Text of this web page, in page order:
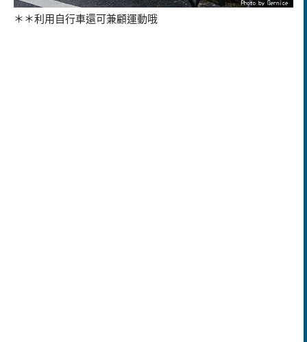
＊＊利用自行車還可兼顧運動哦